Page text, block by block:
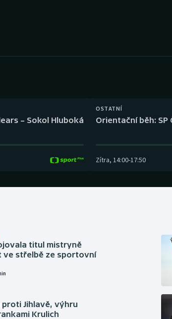
Plážový volejbal
– Sokol Hluboká
OSTATNÍ
Orientační běh:
Zítra, 14:00-17:50
titul mistryně
ve střelbě ze sportovní
Jihlavě, výhru
Krulich